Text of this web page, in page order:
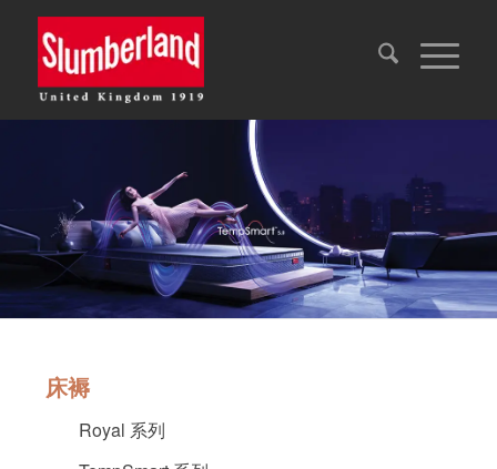
床褥
床褥
Royal 系列